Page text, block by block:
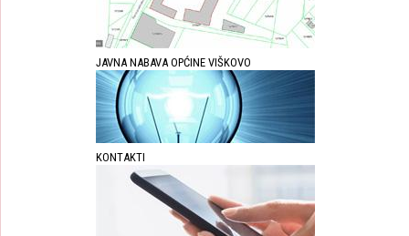
JAVNA NABAVA OPĆINE VIŠKOVO
KONTAKTI